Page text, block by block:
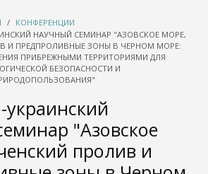
КОНФЕРЕНЦИИ
НАУЧНЫЙ СЕМИНАР "АЗОВСКОЕ МОРЕ,
И ПРЕДПРОЛИВНЫЕ ЗОНЫ В ЧЕРНОМ МОРЕ:
ПРИБРЕЖНЫМИ ТЕРРИТОРИЯМИ ДЛЯ
БЕЗОПАСНОСТИ И
украинский
"Азовское
пролив и